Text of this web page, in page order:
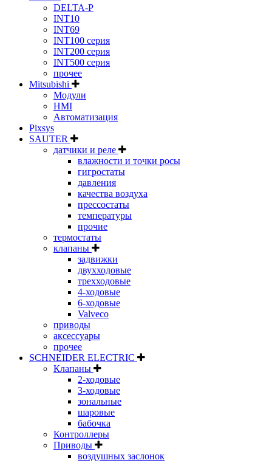
DELTA-P
INT10
INT69
INT100 серия
INT200 серия
INT500 серия
прочее
Mitsubishi
Модули
HMI
Автоматизация
Pixsys
SAUTER
датчики и реле
влажности и точки росы
гигростаты
давления
качества воздуха
прессостаты
температуры
прочие
термостаты
клапаны
задвижки
двухходовые
трехходовые
4-ходовые
6-ходовые
Valveco
приводы
аксессуары
прочее
SCHNEIDER ELECTRIC
Клапаны
2-ходовые
3-ходовые
зональные
шаровые
бабочка
Контроллеры
Приводы
воздушных заслонок